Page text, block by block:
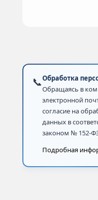
📞Обработка
Обращаясь в
электронной
согласие на
данных в
законом № 152-
Подробная